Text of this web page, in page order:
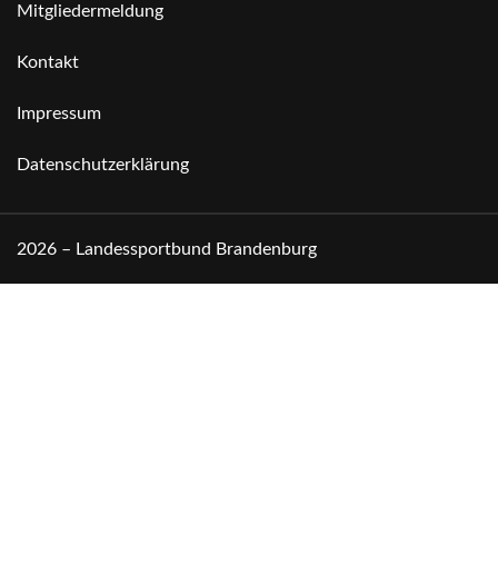
Mitgliedermeldung
Kontakt
Impressum
Datenschutzerklärung
2026 – Landessportbund Brandenburg